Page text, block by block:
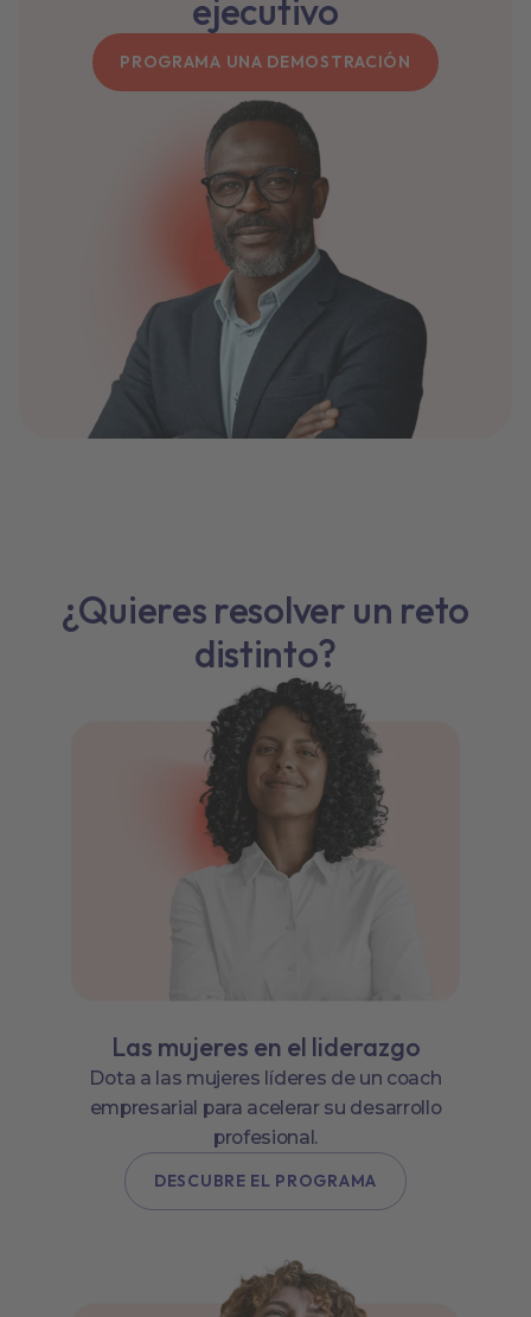
ejecutivo
PROGRAMA UNA DEMOSTRACIÓN
¿Quieres resolver un reto
distinto?
Las mujeres en el liderazgo
Dota a las mujeres líderes de un coach
empresarial para acelerar su desarrollo
profesional.
DESCUBRE EL PROGRAMA